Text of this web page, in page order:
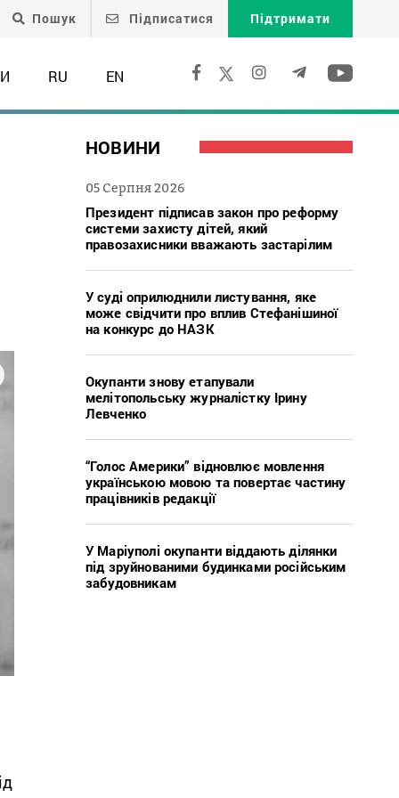
Пошук Підписатися Підтримати
RU EN
НОВИНИ
05 Серпня 2026
Президент підписав закон про реформу
системи захисту дітей, який
правозахисники вважають застарілим
У суді оприлюднили листування, яке
може свідчити про вплив Стефанішиної
на конкурс до НАЗК
Окупанти знову етапували
мелітопольську журналістку Ірину
Левченко
“Голос Америки” відновлює мовлення
українською мовою та повертає частину
працівників редакції
У Маріуполі окупанти віддають ділянки
під зруйнованими будинками російським
забудовникам